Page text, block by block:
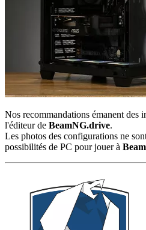
Nos recommandations émanent des
l'éditeur de BeamNG.drive.
Les photos des configurations ne
possibilités de PC pour jouer à